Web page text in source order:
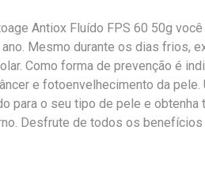
Antiox Fluído FPS 60 50g
Mesmo durante os dias frios,
Como forma de prevenção é
e fotoenvelhecimento da pele.
para o seu tipo de pele e obtenha
Desfrute de todos os